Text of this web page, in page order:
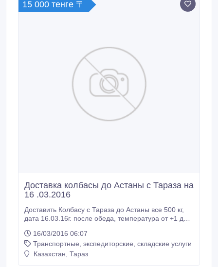
15 000 тенге 〒
Доставка колбасы до Астаны с Тараза на
16 .03.2016
Доставить Колбасу с Тараза до Астаны все 500 кг,
дата 16.03.16г. после обеда, температура от +1 до
16/03/2016 06:07
Транспортные, экспедиторские, складские услуги
Казахстан, Тараз